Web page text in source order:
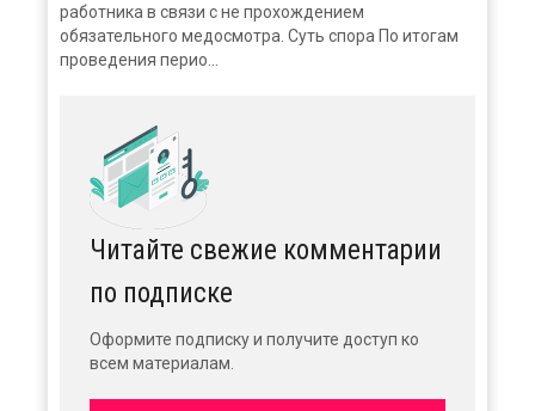
работника в связи с не прохождением
обязательного медосмотра. Суть спора По итогам
проведения перио...
Читайте свежие комментарии
по подписке
Оформите подписку и получите доступ ко
всем материалам.